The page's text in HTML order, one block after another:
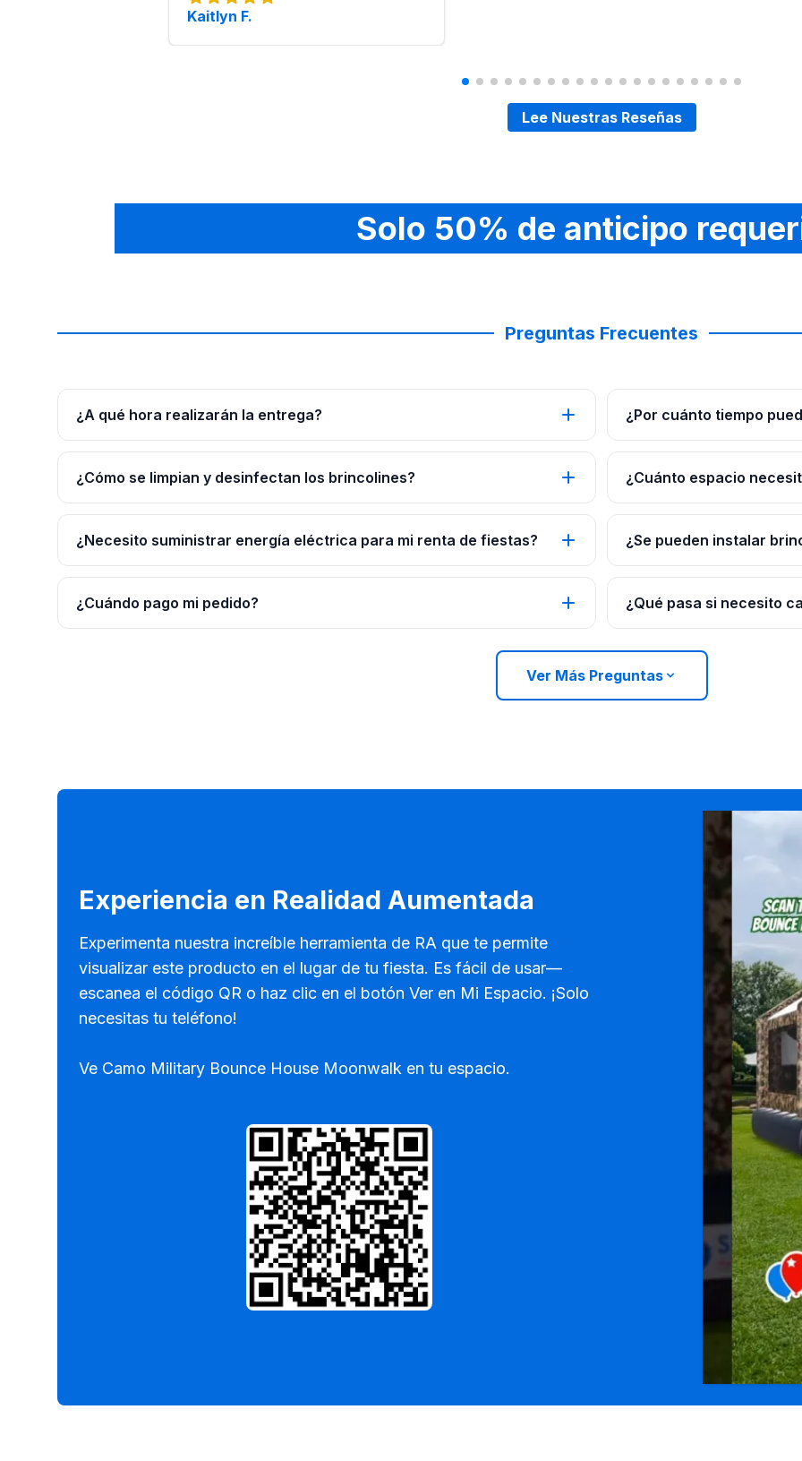
Kaitlyn F.
Lee Nuestras Reseñas
Solo 50% de anticipo
Preguntas Frecuentes
¿A qué hora realizarán la entrega? ¿Por cuánto tiempo
¿Cómo se limpian y desinfectan los brincolines? ¿Cuánto espacio
¿Necesito suministrar energía eléctrica para mi renta de fiestas? ¿Se pueden instalar
¿Cuándo pago mi pedido? ¿Qué pasa si necesito
Ver Más Preguntas
Experiencia en Realidad Aumentada
Experimenta nuestra increíble herramienta de RA que te permite
visualizar este producto en el lugar de tu fiesta. Es fácil de usar—
escanea el código QR o haz clic en el botón Ver en Mi Espacio. ¡Solo
necesitas tu teléfono!
Ve Camo Military Bounce House Moonwalk en tu espacio.